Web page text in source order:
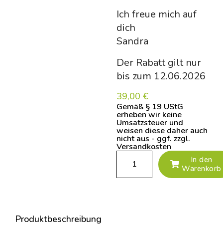
Ich freue mich auf
dich
Sandra
Der Rabatt gilt nur
bis zum 12.06.2026
39,00 €
Gemäß § 19 UStG
erheben wir keine
Umsatzsteuer und
weisen diese daher auch
nicht aus - ggf. zzgl.
Versandkosten
In den
Warenkorb
Produktbeschreibung